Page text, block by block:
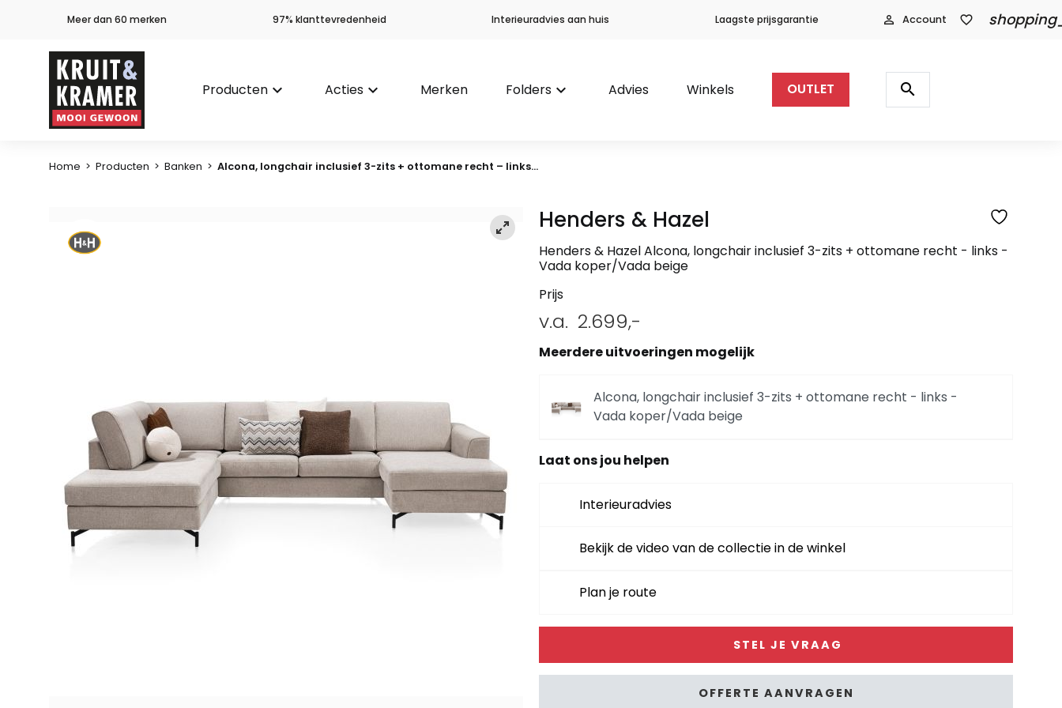
Meer dan 60 merken 97% klanttevredenheid Interieuradvies aan huis Laagste prijsgarantie person_outline Account favorite_border
Producten keyboard_arrow_down Acties keyboard_arrow_down Merken Folders keyboard_arrow_down Advies Winkels OUTLET
Producten
zoeken
search
Home > Producten > Banken > Alcona, longchair inclusief 3-zits + ottomane recht – links...
Henders & Hazel
Henders & Hazel Alcona, longchair inclusief 3-zits + ottomane recht - links -
Vada koper/Vada beige
Prijs
v.a. 2.699,-
Meerdere uitvoeringen mogelijk
Alcona, longchair inclusief 3-zits + ottomane recht - links -
Vada koper/Vada beige
Alcona, hoofdsteun - Vada
mosgroen
Alcona, 3-zits inclusief longchair rond - links (2-armen) - Vada
Alcona, poef/hocker half rond - 80 x 52 cm
Laat ons jou helpen
Interieuradvies
Bekijk de video van de collectie in de winkel
Plan je route
STEL JE VRAAG
OFFERTE AANVRAGEN